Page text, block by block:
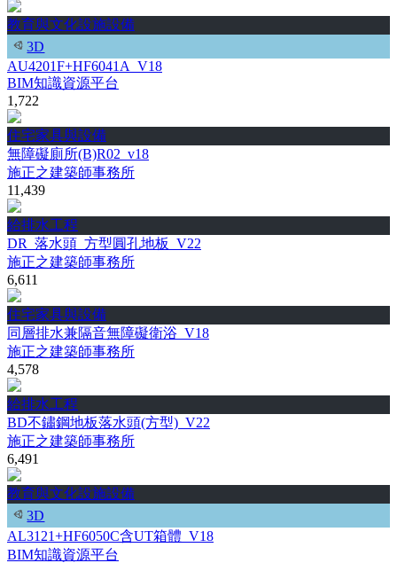
教育與文化設施設備
3D
AU4201F+HF6041A_V18
BIM知識資源平台
1,722
住宅家具與設備
無障礙廁所(B)R02_v18
施正之建築師事務所
11,439
給排水工程
DR_落水頭_方型圓孔地板_V22
施正之建築師事務所
6,611
住宅家具與設備
同層排水兼隔音無障礙衛浴_V18
施正之建築師事務所
4,578
給排水工程
BD不鏽鋼地板落水頭(方型)_V22
施正之建築師事務所
6,491
教育與文化設施設備
3D
AL3121+HF6050C含UT箱體_V18
BIM知識資源平台